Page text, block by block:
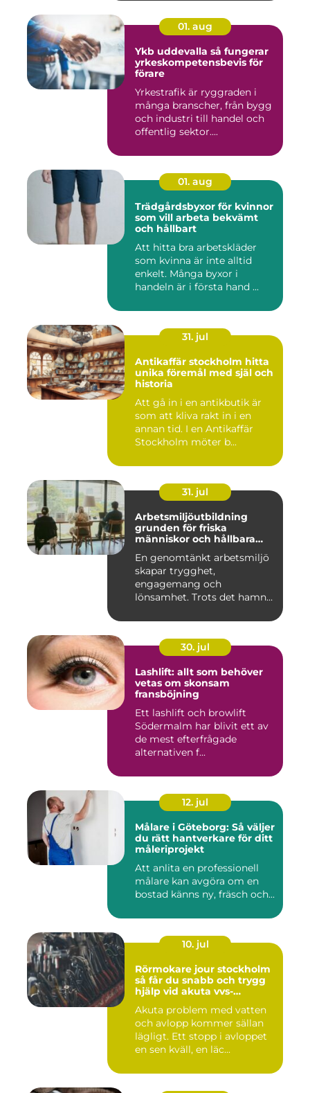
01. aug
Ykb uddevalla så fungerar
yrkeskompetensbevis för
förare
Yrkestrafik är ryggraden i
många branscher, från bygg
och industri till handel och
offentlig sektor....
01. aug
Trädgårdsbyxor för kvinnor
som vill arbeta bekvämt
och hållbart
Att hitta bra arbetskläder
som kvinna är inte alltid
enkelt. Många byxor i
handeln är i första hand ...
31. jul
Antikaffär stockholm hitta
unika föremål med själ och
historia
Att gå in i en antikbutik är
som att kliva rakt in i en
annan tid. I en Antikaffär
Stockholm möter b...
31. jul
Arbetsmiljöutbildning
grunden för friska
människor och hållbara
En genomtänkt arbetsmiljö
skapar trygghet,
engagemang och
lönsamhet. Trots det hamnar
30. jul
Lashlift: allt som behöver
vetas om skonsam
fransböjning
Ett lashlift och browlift
Södermalm har blivit ett av
de mest efterfrågade
alternativen f...
12. jul
Målare i Göteborg: Så väljer
du rätt hantverkare för ditt
måleriprojekt
Att anlita en professionell
målare kan avgöra om en
bostad känns ny, fräsch och...
10. jul
Rörmokare jour stockholm
så får du snabb och trygg
hjälp vid akuta vvs-
Akuta problem med vatten
och avlopp kommer sällan
lägligt. Ett stopp i avloppet
en sen kväll, en läc...